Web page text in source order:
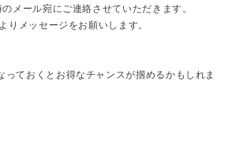
メール宛にご連絡させていただきます。
りメッセージをお願いします。
っておくとお得なチャンスが掴めるかもしれま